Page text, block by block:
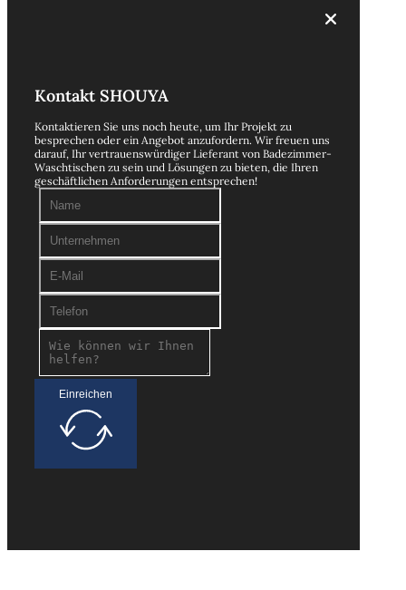
Kontakt SHOUYA
Kontaktieren Sie uns noch heute, um Ihr Projekt zu
besprechen oder ein Angebot anzufordern. Wir freuen uns
darauf, Ihr vertrauenswürdiger Lieferant von Badezimmer-
Waschtischen zu sein und Lösungen zu bieten, die Ihren
geschäftlichen Anforderungen entsprechen!
Einreichen